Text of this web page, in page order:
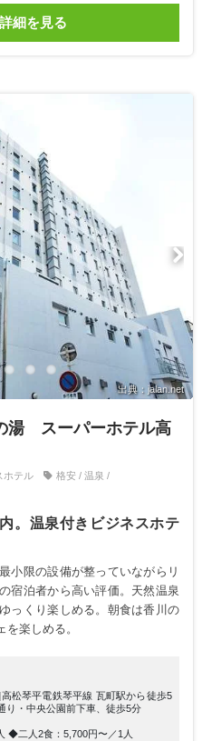
細を見る
出典：jalan.net
湯 スーパーホテル高
ホテル 格安 / 温泉 /
。温泉付きビジネスホテ
小限の設備が整っていながらリ
宿泊者から高い評価。天然温泉
っくり楽しめる。朝食は香川の
楽しめる。
松琴平電鉄琴平線 瓦町駅から徒歩5
り・中央公園前下車、徒歩5分
◆二人2食：5,700円〜／1人